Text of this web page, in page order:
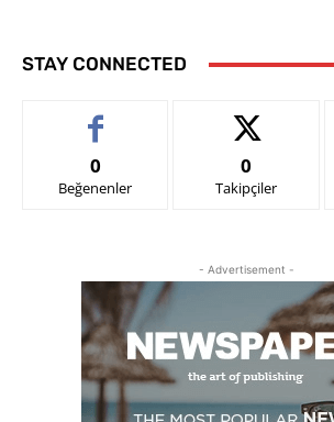
STAY CONNECTED
0
Beğenenler
0
Takipçiler
- Advertisement -